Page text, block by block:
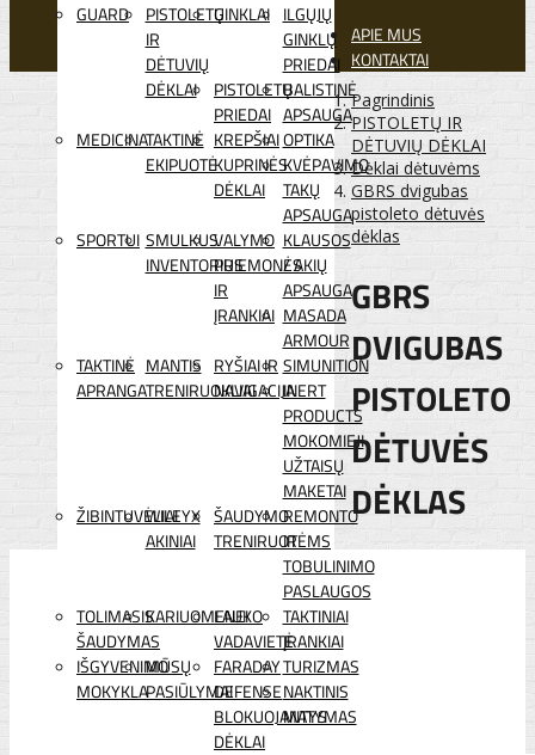
GUARD
PISTOLETŲ
IR
DĖTUVIŲ
DĖKLAI
GINKLAI ILGŲJŲ
GINKLŲ
PRIEDAI
PISTOLETŲ
PRIEDAI
BALISTINĖ
APSAUGA
MEDICINATAKTINĖ
EKIPUOTĖ
KREPŠIAI
KUPRINĖS
DĖKLAI
OPTIKA
KVĖPAVIMO
TAKŲ
APSAUGA
SPORTUI SMULKUS
INVENTORIUS
VALYMO
PRIEMONĖS
IR
ĮRANKIAI
KLAUSOS
/ AKIŲ
APSAUGA
MASADA
ARMOUR
TAKTINĖ
APRANGA
MANTIS
TRENIRUOKLIAI
RYŠIAI IR
NAVIGACIJA
SIMUNITION
INERT
PRODUCTS
MOKOMIEJI
UŽTAISŲ
MAKETAI
ŽIBINTUVĖLIAI
WILEYX
AKINIAI
ŠAUDYMO
TRENIRUOTĖMS
REMONTO
IR
TOBULINIMO
PASLAUGOS
TOLIMASIS
ŠAUDYMAS
KARIUOMENEI
LAUKO
VADAVIETĖ
TAKTINIAI
ĮRANKIAI
IŠGYVENIMO
MOKYKLA
MŪSŲ
PASIŪLYMAI
FARADAY
DEFENSE
BLOKUOJANTYS
DĖKLAI
TURIZMAS
NAKTINIS
MATYMAS
APIE MUS
KONTAKTAI
Pagrindinis
PISTOLETŲ IR
DĖTUVIŲ DĖKLAI
Dėklai dėtuvėms
GBRS dvigubas
pistoleto dėtuvės
dėklas
GBRS
DVIGUBAS
PISTOLETO
DĖTUVĖS
DĖKLAS